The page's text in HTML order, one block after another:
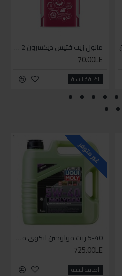
مانول زيت فتيس ديكسرون 2 لتر واحد
70.00LE
اضافة للسلة
غير متوفر
5-40 زيت مولوجين ليكوي مولي اخضر
725.00LE
اضافة للسلة